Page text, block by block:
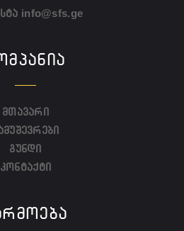
info@sfs.ge
მთავარი
გუნდი
კონტაქტი